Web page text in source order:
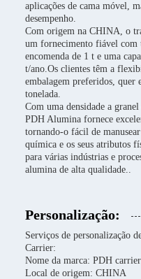
aplicações de cama móvel,
desempenho.
Com origem na CHINA, o
um fornecimento fiável com
encomenda de 1 t e uma
t/ano.Os clientes têm a
embalagem preferidos, quer
tonelada.
Com uma densidade a
PDH Alumina fornece
tornando-o fácil de
química e os seus atributos
para várias indústrias e
alumina de alta qualidade..
Personalização:
Serviços de personalização
Carrier:
Nome da marca: PDH carrier
Local de origem: CHINA